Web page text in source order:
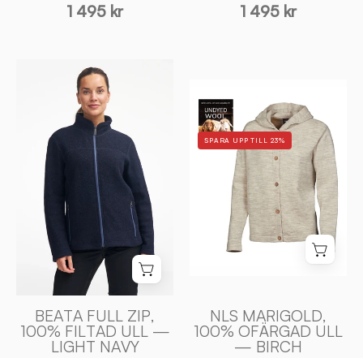
1 495 kr
1 495 kr
BEATA
FULL
ZIP,
100%
FILTAD
ULL
—
LIGHT
NAVY
-
Ivanhoe
Sweden
BEATA FULL ZIP,
100% FILTAD ULL —
LIGHT NAVY
MARIGOLD,
100%
OFÄRGAD
ULL
—
BIRCH
-
SPARA UPP TILL 23%
NLS MARIGOLD,
100% OFÄRGAD ULL
— BIRCH